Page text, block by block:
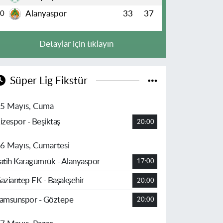
Alanyaspor 33 37
Detaylar için tıklayın
Süper Lig Fikstür
Mayıs, Cuma
- Beşiktaş
20:00
Mayıs, Cumartesi
Karagümrük - Alanyaspor
17:00
FK - Başakşehir 20:00
- Göztepe 20:00